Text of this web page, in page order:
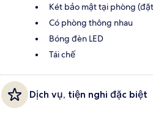
Két bảo mật tại phòng
Có phòng thông nhau
Bóng đèn LED
Tái chế
Dịch vụ, tiện nghi đặc biệt